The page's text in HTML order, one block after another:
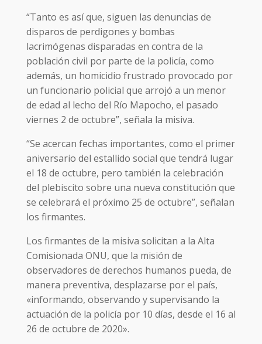
“Tanto es así que, siguen las denuncias de
disparos de perdigones y bombas
lacrimógenas disparadas en contra de la
población civil por parte de la policía, como
además, un homicidio frustrado provocado por
un funcionario policial que arrojó a un menor
de edad al lecho del Río Mapocho, el pasado
viernes 2 de octubre”, señala la misiva.
“Se acercan fechas importantes, como el primer
aniversario del estallido social que tendrá lugar
el 18 de octubre, pero también la celebración
del plebiscito sobre una nueva constitución que
se celebrará el próximo 25 de octubre”, señalan
los firmantes.
Los firmantes de la misiva solicitan a la Alta
Comisionada ONU, que la misión de
observadores de derechos humanos pueda, de
manera preventiva, desplazarse por el país,
«informando, observando y supervisando la
actuación de la policía por 10 días, desde el 16 al
26 de octubre de 2020».